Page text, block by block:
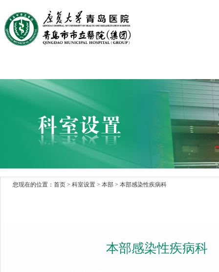
您现在的位置： 首页 > 科室设置 > 本部 > 本部感染性疾病科
本部感染性疾病科